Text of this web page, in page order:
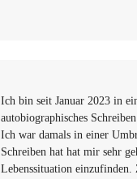
Ich bin seit Januar 2023 in
autobiographisches
Ich war damals in einer
Schreiben hat hat mir sehr
Lebenssituation